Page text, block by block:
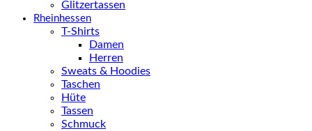
Glitzertassen
Rheinhessen
T-Shirts
Damen
Herren
Sweats & Hoodies
Taschen
Hüte
Tassen
Schmuck